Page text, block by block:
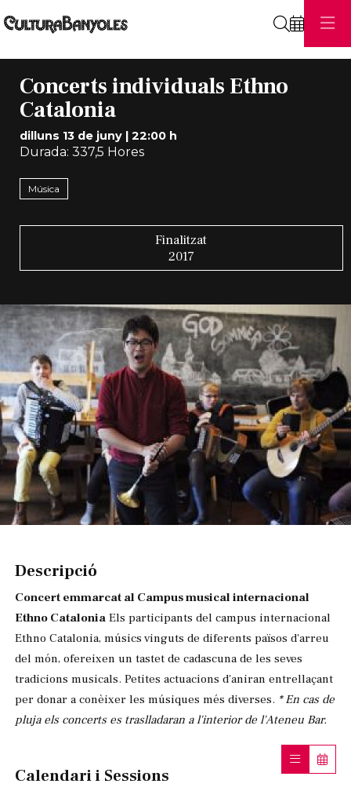
Concerts individuals Ethno
Catalonia
dilluns 13 de juny| 22:00 h
Durada: 337,5 Hores
Música
Finalitzat
2017
Descripció
Concert emmarcat al Campus musical internacional
Ethno Catalonia Els participants del campus internacional
Ethno Catalonia, músics vinguts de diferents països d'arreu
del món, ofereixen un tastet de cadascuna de les seves
tradicions musicals. Petites actuacions d'aniran entrellaçant
per donar a conèixer les músiques més diverses. * En cas de
pluja els concerts es traslladaran a l'interior de l'Ateneu Bar.
Calendari i Sessions